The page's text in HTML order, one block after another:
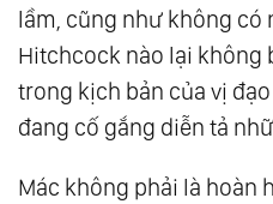
lầm, cũng như không có
Hitchcock nào lại không
trong kịch bản của vị
đang cố gắng diễn tả
Mác không phải là hoàn